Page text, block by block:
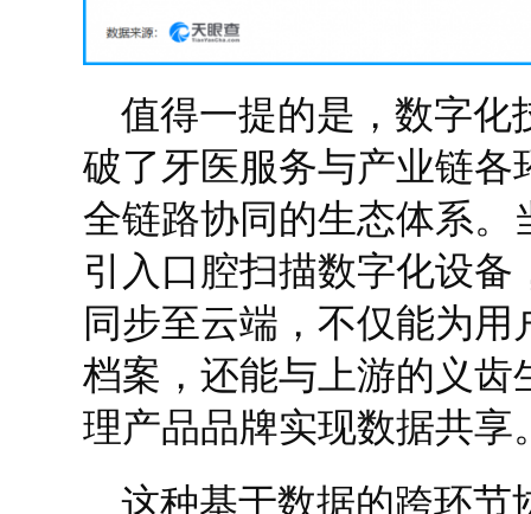
值得一提的是，数字化
破了牙医服务与产业链各
全链路协同的生态体系。
引入口腔扫描数字化设备
同步至云端，不仅能为
档案，还能与上游的义齿
理产品品牌实现数据共享
这种基于数据的跨环节